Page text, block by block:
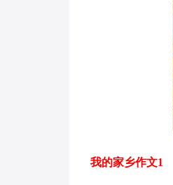
我的家乡作文1